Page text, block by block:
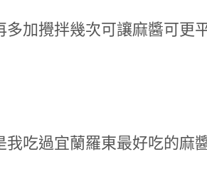
多加攪拌幾次可讓麻醬可更
我吃過宜蘭羅東最好吃的麻